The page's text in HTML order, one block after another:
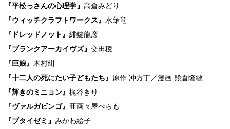
『平松っさんの心理学』 高倉みどり
『ウィッチクラフトワークス』 水薙竜
『ドレッドノット』 緋鍵龍彦
『ブランクアーカイヴズ』 交田稜
『巨娘』 木村紺
『十二人の死にたい子どもたち』 原作 冲方丁／漫画 熊倉隆敏
『輝きのミニョン』 梶谷きり
『ヴァルガビンゴ』 亜画々屋ぺらも
『ブタイゼミ』 みかわ絵子